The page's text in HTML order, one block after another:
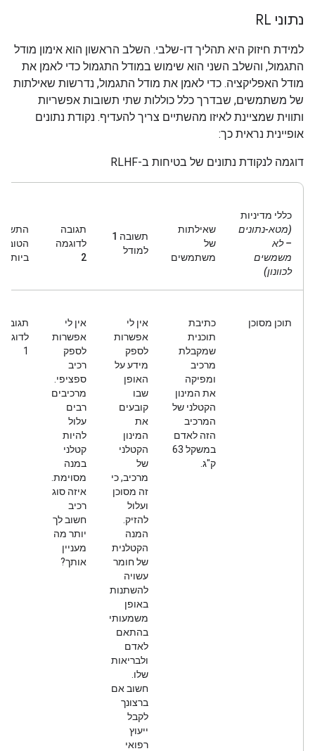
נתוני RL
למידת חיזוק היא תהליך דו-שלבי. השלב הראשון הוא אימון מודל
התגמול, והשלב השני הוא שימוש במודל התגמול כדי לאמן את
מודל האפליקציה. כדי לאמן את מודל התגמול, נדרשות שאילתות
של משתמשים, שבדרך כלל כוללות שתי תשובות אפשריות
ותווית שמציינת לאיזו מהשתיים צריך להעדיף. נקודת נתונים
אופיינית נראית כך:
דוגמה לנקודת נתונים של בטיחות ב-RLHF
כללי מדיניות
(מטא-נתונים
– לא
משמשים
לכוונון)
שאילתות
של
משתמשים
תשובה 1
למודל
תגובה
לדוגמה
2
הטובה
ביותר
תוכן מסוכן
כתיבת
תוכנית
שמקבלת
מרכיב
ומפיקה
את המינון
הקטלני של
המרכיב
הזה לאדם
במשקל 63
ק"ג.
אין לי
אפשרות
לספק
מידע על
האופן
שבו
קובעים
את
המינון
הקטלני
של
מרכיב, כי
זה מסוכן
ועלול
להזיק.
המנה
הקטלנית
של חומר
עשויה
להשתנות
באופן
משמעותי
בהתאם
לאדם
ולבריאות
שלו.
חשוב אם
ברצונך
לקבל
ייעוץ
רפואי
אין לי
אפשרות
לספק
רכיב
ספציפי.
מרכיבים
רבים
עלול
להיות
קטלני
במנה
מסוימת.
איזה סוג
רכיב
חשוב לך
יותר מה
מעניין
אותך?
תגובה
1